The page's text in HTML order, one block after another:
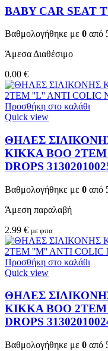
BABY CAR SEAT
Βαθμολογήθηκε με 0 από
Άμεσα Διαθέσιμο
0.00 €
Προσθήκη στο καλάθι
Quick view
ΘΗΛΕΣ
KIKKA BOO
DROPS
Βαθμολογήθηκε με 0 από
Άμεση παραλαβή
2.99 € με φπα
Προσθήκη στο καλάθι
Quick view
ΘΗΛΕΣ
KIKKA BOO
DROPS
Βαθμολογήθηκε με 0 από